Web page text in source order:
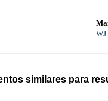
similares para